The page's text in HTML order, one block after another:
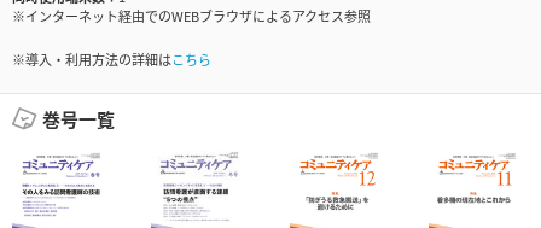
※インターネット経由でのWEBブラウザによるアクセス参照
※導入・利用方法の詳細はこちら
巻号一覧